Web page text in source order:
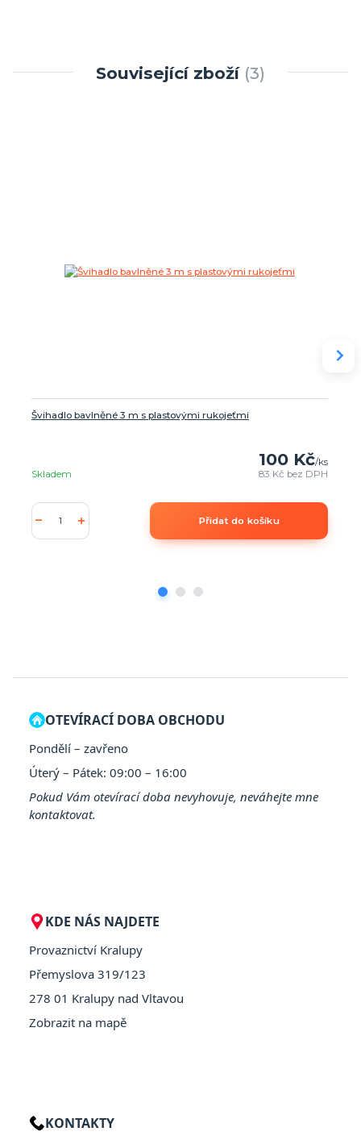
Související zboží 3
Švihadlo bavlněné 3 m s plastovými rukojeťmi
100 Kč/ks
83 Kč bez DPH
Skladem
Přidat do košíku
OTEVÍRACÍ DOBA OBCHODU
Pondělí – zavřeno
Úterý – Pátek: 09:00 – 16:00
Pokud Vám otevírací doba nevyhovuje, neváhejte mne
kontaktovat.
KDE NÁS NAJDETE
Provaznictví Kralupy
Přemyslova 319/123
278 01 Kralupy nad Vltavou
Zobrazit na mapě
KONTAKTY